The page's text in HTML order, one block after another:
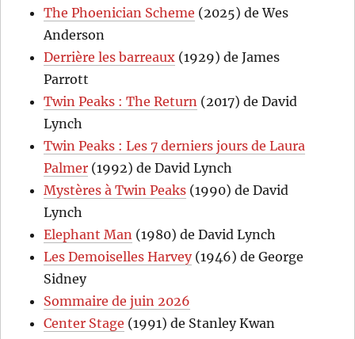
The Phoenician Scheme (2025) de Wes
Anderson
Derrière les barreaux (1929) de James
Parrott
Twin Peaks : The Return (2017) de David
Lynch
Twin Peaks : Les 7 derniers jours de Laura
Palmer (1992) de David Lynch
Mystères à Twin Peaks (1990) de David
Lynch
Elephant Man (1980) de David Lynch
Les Demoiselles Harvey(1946) de George
Sidney
Sommaire de juin 2026
Center Stage (1991) de Stanley Kwan